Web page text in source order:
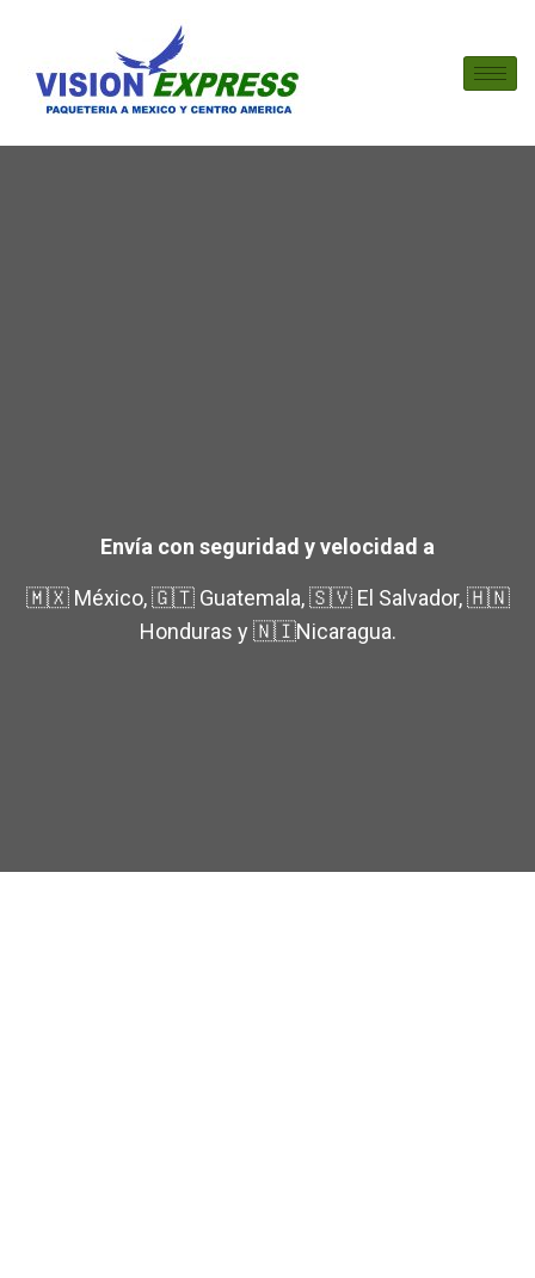
Envía con seguridad y velocidad a
🇲🇽 México, 🇬🇹 Guatemala, 🇸🇻 El Salvador, 🇭🇳
Honduras y 🇳🇮Nicaragua.